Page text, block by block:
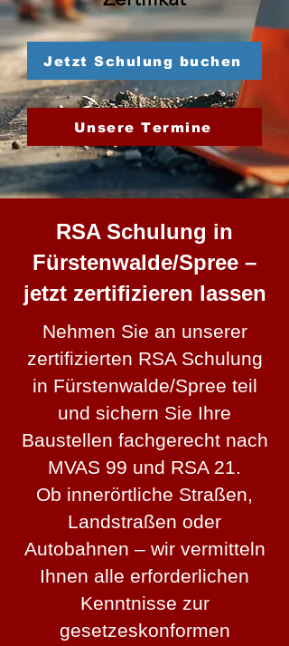
Jetzt Schulung buchen
Unsere Termine
RSA Schulung in
Fürstenwalde/Spree –
jetzt zertifizieren lassen
Nehmen Sie an unserer
zertifizierten RSA Schulung
in Fürstenwalde/Spree teil
und sichern Sie Ihre
Baustellen fachgerecht nach
MVAS 99 und RSA 21.
Ob innerörtliche Straßen,
Landstraßen oder
Autobahnen – wir vermitteln
Ihnen alle erforderlichen
Kenntnisse zur
gesetzeskonformen